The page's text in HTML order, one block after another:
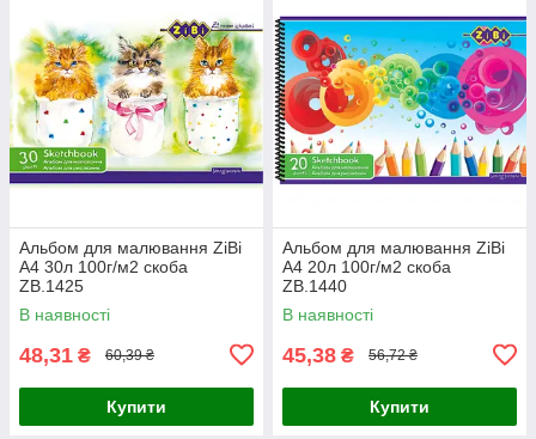
Альбом для малювання ZiBi
A4 30л 100г/м2 скоба
ZB.1425
В наявності
48,31 ₴ 60,39 ₴
Купити
Альбом для малювання ZiBi
A4 20л 100г/м2 скоба
ZB.1440
В наявності
45,38 ₴ 56,72 ₴
Купити